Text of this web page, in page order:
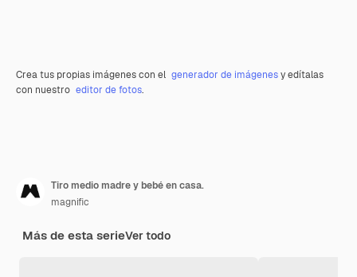
Crea tus propias imágenes con el generador de imágenesy edítalas
con nuestro editor de fotos.
Tiro medio madre y bebé en casa.
magnific
Más de esta serieVer todo